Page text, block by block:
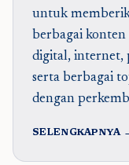
untuk
berbagai
digital, internet,
serta berbagai
dengan
SELENGKAPNYA